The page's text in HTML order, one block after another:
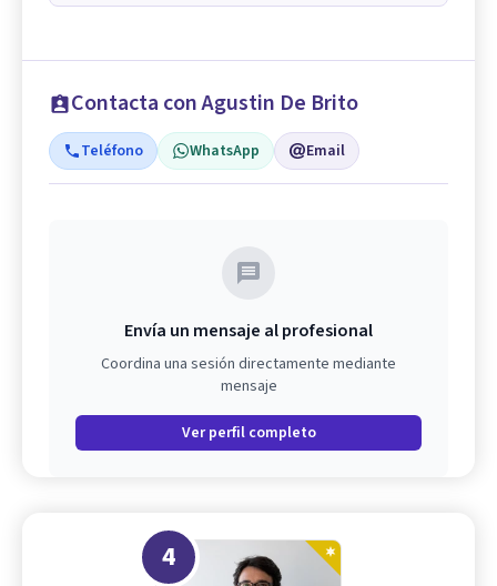
Contacta con Agustin De Brito
Teléfono WhatsApp Email
Envía un mensaje al profesional
Coordina una sesión directamente mediante
mensaje
Ver perfil completo
4